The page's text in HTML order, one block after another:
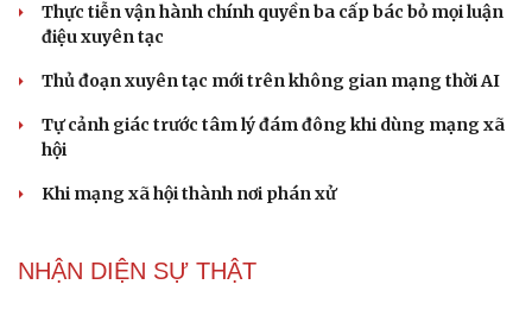
Thực tiễn vận hành chính quyền ba cấp bác bỏ mọi luận
điệu xuyên tạc
Thủ đoạn xuyên tạc mới trên không gian mạng thời AI
Tự cảnh giác trước tâm lý đám đông khi dùng mạng xã
hội
Khi mạng xã hội thành nơi phán xử
NHẬN DIỆN SỰ THẬT